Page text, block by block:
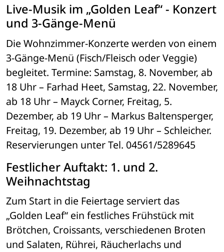
Live-Musik im „Golden Leaf“ - Konzert
und 3-Gänge-Menü
Die Wohnzimmer-Konzerte werden von einem
3-Gänge-Menü (Fisch/Fleisch oder Veggie)
begleitet. Termine: Samstag, 8. November, ab
18 Uhr – Farhad Heet, Samstag, 22. November,
ab 18 Uhr – Mayck Corner, Freitag, 5.
Dezember, ab 19 Uhr – Markus Baltensperger,
Freitag, 19. Dezember, ab 19 Uhr – Schleicher.
Reservierungen unter Tel. 04561/5289645
Festlicher Auftakt: 1. und 2.
Weihnachtstag
Zum Start in die Feiertage serviert das
„Golden Leaf“ ein festliches Frühstück mit
Brötchen, Croissants, verschiedenen Broten
und Salaten, Rührei, Räucherlachs und